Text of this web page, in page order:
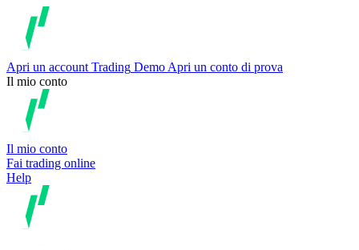
Apri un account Trading Demo Apri un conto di prova
Il mio conto
Il mio conto
Fai trading online
Help